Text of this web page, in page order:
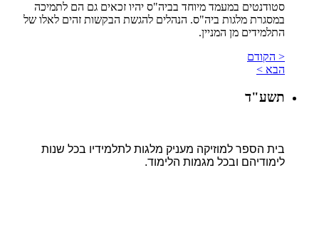
סטודנטים במעמד מיוחד בביה"ס יהיו זכאים גם הם לתמיכה
במסגרת מלגות ביה"ס. הנהלים להגשת הבקשות זהים לאלו של
התלמידים מן המניין.
< הקודם
הבא >
תשע"ד
בית הספר למוזיקה מעניק מלגות לתלמידיו בכל שנות
לימודיהם ובכל מגמות הלימוד.